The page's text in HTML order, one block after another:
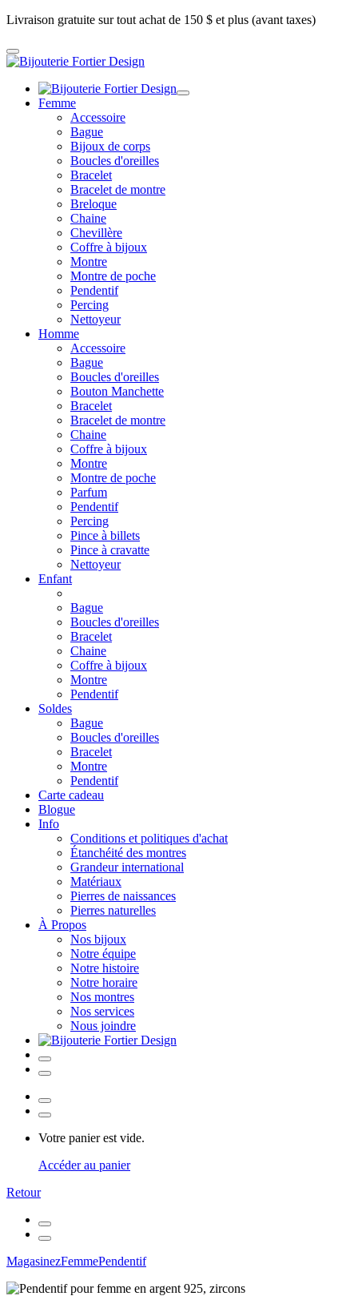
Livraison gratuite sur tout achat de 150 $ et plus (avant taxes)
Femme
Accessoire
Bague
Bijoux de corps
Boucles d'oreilles
Bracelet
Bracelet de montre
Breloque
Chaine
Chevillère
Coffre à bijoux
Montre
Montre de poche
Pendentif
Percing
Nettoyeur
Homme
Accessoire
Bague
Boucles d'oreilles
Bouton Manchette
Bracelet
Bracelet de montre
Chaine
Coffre à bijoux
Montre
Montre de poche
Parfum
Pendentif
Percing
Pince à billets
Pince à cravatte
Nettoyeur
Enfant
Bague
Boucles d'oreilles
Bracelet
Chaine
Coffre à bijoux
Montre
Pendentif
Soldes
Bague
Boucles d'oreilles
Bracelet
Montre
Pendentif
Carte cadeau
Blogue
Info
Conditions et politiques d'achat
Étanchéité des montres
Grandeur international
Matériaux
Pierres de naissances
Pierres naturelles
À Propos
Nos bijoux
Notre équipe
Notre histoire
Notre horaire
Nos montres
Nos services
Nous joindre
Votre panier est vide.
Accéder au panier
Retour
MagasinezFemmePendentif